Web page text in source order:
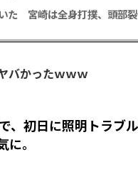
バかったｗｗｗ
、初日に照明トラブ
。